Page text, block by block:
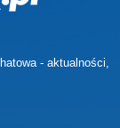
- aktualności,